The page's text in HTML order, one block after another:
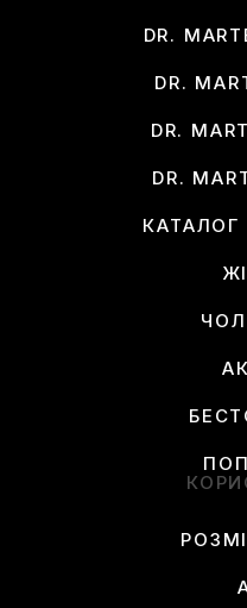
DR.
DR.
DR.
DR.
КАТАЛОГ